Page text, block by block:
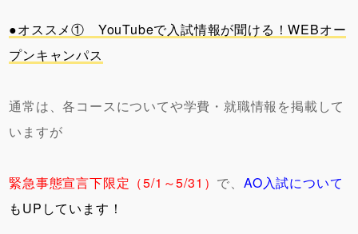
●オススメ① YouTubeで入試情報が聞ける！WEBオー
プンキャンパス
通常は、各コースについてや学費・就職情報を掲載して
いますが
緊急事態宣言下限定（5/1～5/31） で、 AO入試について
もUPしています！